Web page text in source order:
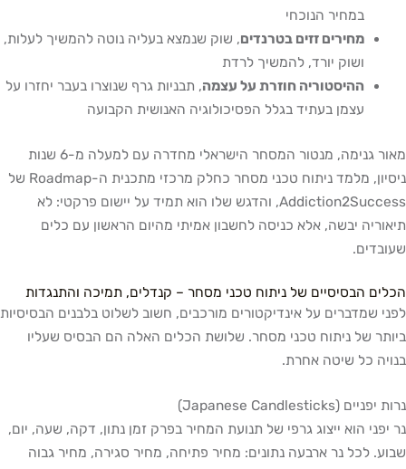
במחיר הנוכחי
מחירים זזים בטרנדים, שוק שנמצא בעליה נוטה להמשיך לעלות,
ושוק יורד, להמשיך לרדת
ההיסטוריה חוזרת על עצמה, תבניות גרף שנוצרו בעבר יחזרו על
עצמן בעתיד בגלל הפסיכולוגיה האנושית הקבועה
מאור גנימה, מנטור המסחר הישראלי מחדרה עם למעלה מ-6 שנות
ניסיון, מלמד ניתוח טכני מסחר כחלק מרכזי מתכנית ה-Roadmap של
Addiction2Success, והדגש שלו הוא תמיד על יישום פרקטי: לא
תיאוריה יבשה, אלא כניסה לחשבון אמיתי מהיום הראשון עם כלים
שעובדים.
הכלים הבסיסיים של ניתוח טכני מסחר – קנדלים, תמיכה והתנגדות
לפני שמדברים על אינדיקטורים מורכבים, חשוב לשלוט בלבנים הבסיסיות
ביותר של ניתוח טכני מסחר. שלושת הכלים האלה הם הבסיס שעליו
בנויה כל שיטה אחרת.
נרות יפניים (Japanese Candlesticks)
נר יפני הוא ייצוג גרפי של תנועת המחיר בפרק זמן נתון, דקה, שעה, יום,
שבוע. לכל נר ארבעה נתונים: מחיר פתיחה, מחיר סגירה, מחיר גבוה